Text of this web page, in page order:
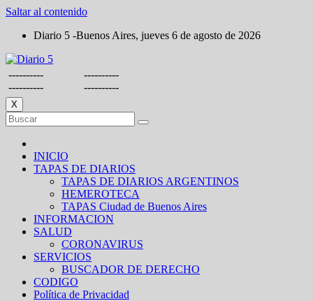
Saltar al contenido
Diario 5 -Buenos Aires, jueves 6 de agosto de 2026
----------
----------
----------
----------
X
INICIO
TAPAS DE DIARIOS
TAPAS DE DIARIOS ARGENTINOS
HEMEROTECA
TAPAS Ciudad de Buenos Aires
INFORMACION
SALUD
CORONAVIRUS
SERVICIOS
BUSCADOR DE DERECHO
CODIGO
Política de Privacidad